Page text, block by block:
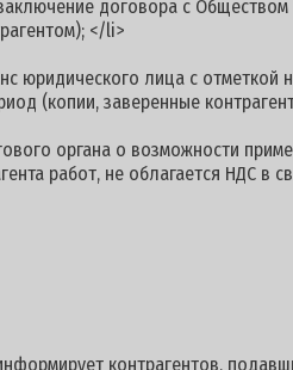
договора с
</li>
юридического лица с отметкой
(копии, заверенные
органа о возможности
работ, не облагается НДС
контрагентов,